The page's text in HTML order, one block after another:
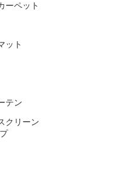
ーペット
ット
テン
クリーン